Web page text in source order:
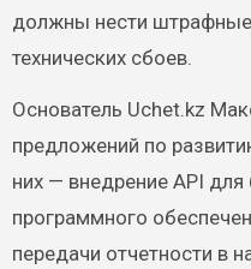
должны нести штрафные
технических сбоев.
Основатель Uchet.kz
предложений по
них — внедрение API для
программного
передачи отчетности в